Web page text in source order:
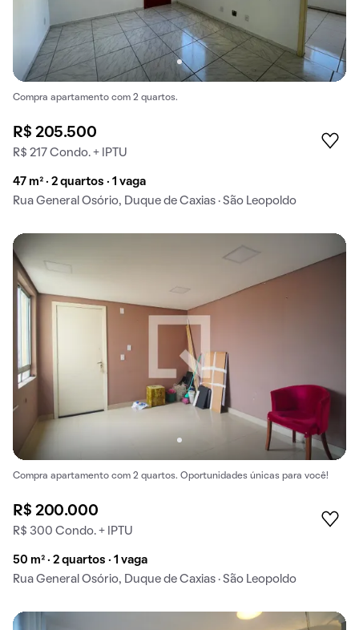
Compra apartamento com 2 quartos.
R$ 205.500
R$ 217 Condo. + IPTU
47 m² · 2 quartos · 1 vaga
Rua General Osório, Duque de Caxias · São Leopoldo
Compra apartamento com 2 quartos. Oportunidades únicas para você!
R$ 200.000
R$ 300 Condo. + IPTU
50 m² · 2 quartos · 1 vaga
Rua General Osório, Duque de Caxias · São Leopoldo